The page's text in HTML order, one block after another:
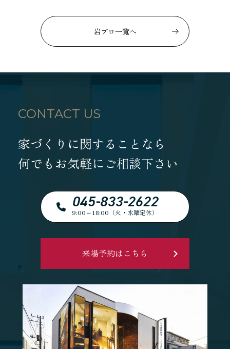
岩ブロ一覧へ
CONTACT US
家づくりに関することなら
何でもお気軽にご相談下さい
045-833-2622
9:00～18:00（火・水曜定休）
来場予約はこちら